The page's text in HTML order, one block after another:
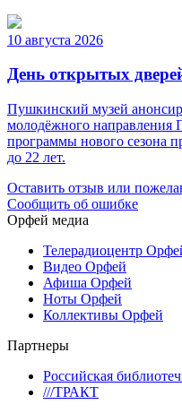
10 августа 2026
День открытых
Пушкинский музей
молодёжного направления
программы нового сезона
до 22 лет.
Оставить отзыв или
Сообщить об ошибке
Орфей медиа
Телерадиоцентр
Видео Орфей
Афиша Орфей
Ноты Орфей
Коллективы Орфей
Партнеры
Российская
///ТРАКТ